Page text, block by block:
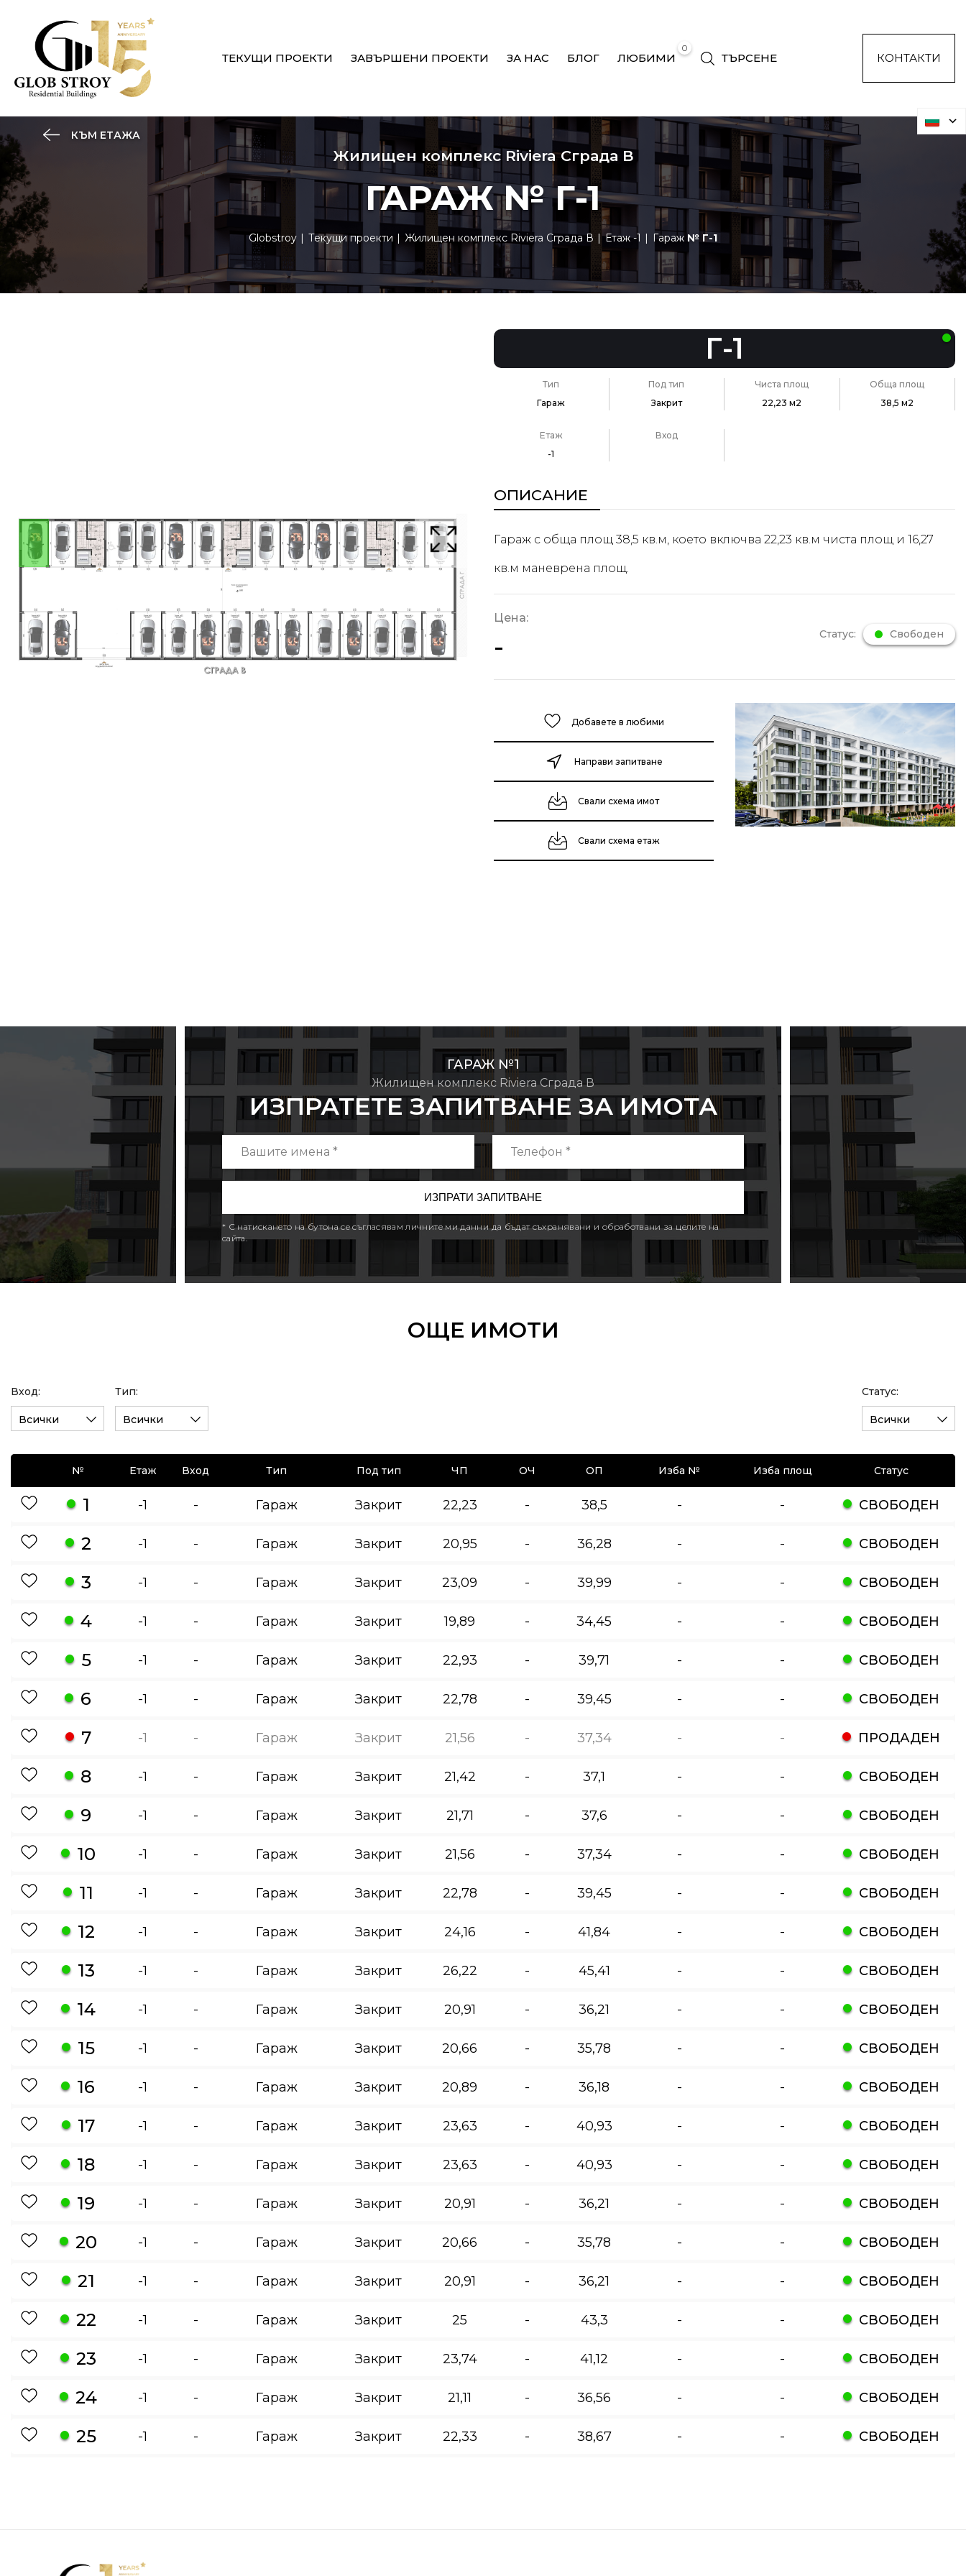
ТЕКУЩИ ПРОЕКТИ ЗАВЪРШЕНИ ПРОЕКТИ ЗА НАС БЛОГ
0
ЛЮБИМИ ТЪРСЕНЕ КОНТАКТИ
КЪМ ЕТАЖА
Жилищен комплекс Riviera Сграда В
ГАРАЖ № Г-1
Globstroy Текущи проекти Жилищен комплекс Riviera Сграда В Етаж -1 Гараж № Г-1
Г-1
Тип
Гараж
Под тип
Закрит
Чиста площ
22,23 м2
Обща площ
38,5 м2
Етаж
-1
Вход
ОПИСАНИЕ
Гараж с обща площ 38,5 кв.м, което включва 22,23 кв.м чиста площ и 16,27
кв.м маневрена площ.
Цена:
- Статус: Свободен
Добавете в любими
Направи запитване
Свали схема имот
Свали схема етаж
ГАРАЖ №1
Жилищен комплекс Riviera Сграда В
ИЗПРАТЕТЕ ЗАПИТВАНЕ ЗА ИМОТА
* С натискането на бутона се съгласявам личните ми данни да бъдат съхранявани и обработвани за целите на
сайта.
ОЩЕ ИМОТИ
Вход:
Всички
Тип:
Всички
Статус:
Всички
№ Етаж Вход Тип Под тип ЧП ОЧ ОП Изба № Изба площ Статус
1 -1 - Гараж Закрит 22,23 - 38,5 - - СВОБОДЕН
2 -1 - Гараж Закрит 20,95 - 36,28 - - СВОБОДЕН
3 -1 - Гараж Закрит 23,09 - 39,99 - - СВОБОДЕН
4 -1 - Гараж Закрит 19,89 - 34,45 - - СВОБОДЕН
5 -1 - Гараж Закрит 22,93 - 39,71 - - СВОБОДЕН
6 -1 - Гараж Закрит 22,78 - 39,45 - - СВОБОДЕН
7 -1 - Гараж Закрит 21,56 - 37,34 - - ПРОДАДЕН
8 -1 - Гараж Закрит 21,42 - 37,1 - - СВОБОДЕН
9 -1 - Гараж Закрит 21,71 - 37,6 - - СВОБОДЕН
10 -1 - Гараж Закрит 21,56 - 37,34 - - СВОБОДЕН
11 -1 - Гараж Закрит 22,78 - 39,45 - - СВОБОДЕН
12 -1 - Гараж Закрит 24,16 - 41,84 - - СВОБОДЕН
13 -1 - Гараж Закрит 26,22 - 45,41 - - СВОБОДЕН
14 -1 - Гараж Закрит 20,91 - 36,21 - - СВОБОДЕН
15 -1 - Гараж Закрит 20,66 - 35,78 - - СВОБОДЕН
16 -1 - Гараж Закрит 20,89 - 36,18 - - СВОБОДЕН
17 -1 - Гараж Закрит 23,63 - 40,93 - - СВОБОДЕН
18 -1 - Гараж Закрит 23,63 - 40,93 - - СВОБОДЕН
19 -1 - Гараж Закрит 20,91 - 36,21 - - СВОБОДЕН
20 -1 - Гараж Закрит 20,66 - 35,78 - - СВОБОДЕН
21 -1 - Гараж Закрит 20,91 - 36,21 - - СВОБОДЕН
22 -1 - Гараж Закрит 25 - 43,3 - - СВОБОДЕН
23 -1 - Гараж Закрит 23,74 - 41,12 - - СВОБОДЕН
24 -1 - Гараж Закрит 21,11 - 36,56 - - СВОБОДЕН
25 -1 - Гараж Закрит 22,33 - 38,67 - - СВОБОДЕН